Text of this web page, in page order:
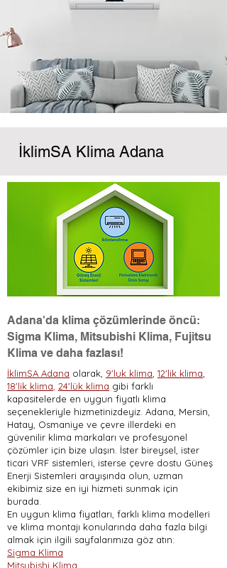
İklimSA Klima Adana
Adana'da klima çözümlerinde öncü:
Sigma Klima, Mitsubishi Klima, Fujitsu
Klima ve daha fazlası!
İklimSA Adana olarak, 9'luk klima 12'lik klima
18'lik klima 24'lük klima gibi farklı
kapasitelerde en uygun fiyatlı klima
seçenekleriyle hizmetinizdeyiz. Adana, Mersin,
Hatay, Osmaniye ve çevre illerdeki en
güvenilir klima markaları ve profesyonel
çözümler için bize ulaşın. İster bireysel, ister
ticari VRF sistemleri, isterse çevre dostu Güneş
Enerji Sistemleri arayışında olun, uzman
ekibimiz size en iyi hizmeti sunmak için
burada.
En uygun klima fiyatları, farklı klima modelleri
ve klima montajı konularında daha fazla bilgi
almak için ilgili sayfalarımıza göz atın:
Sigma Klima
Mitsubishi Klima